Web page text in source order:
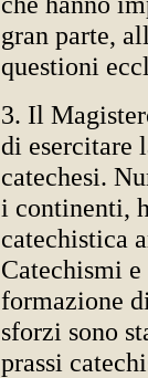
gran parte,
questioni
3. Il
di esercitare
catechesi.
i continenti,
catechistica
Catechismi
formazione
sforzi sono
prassi